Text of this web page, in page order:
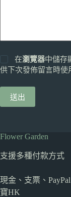
在瀏覽器中儲存
供下次發佈留言時使
送出
Flower Garden
支援多種付款方式
現金、支票、
寶HK